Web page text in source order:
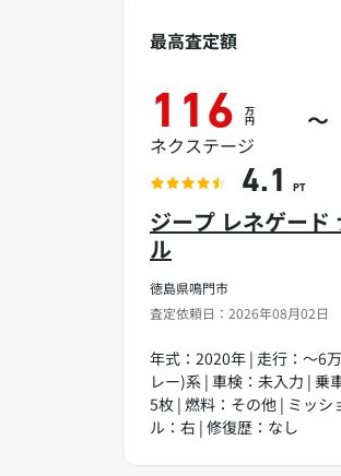
徳島県鳴門市
査定依頼日：2026年08月02日
ジープ レネゲード
ル
年式：2020年 | 走行：～6
レー)系 | 車検：未入力 | 乗
5枚 | 燃料：その他 | ミッシ
ル：右 | 修復歴：なし
最高査定額
116 万
円 ～
ネクステージ
4.1 PT